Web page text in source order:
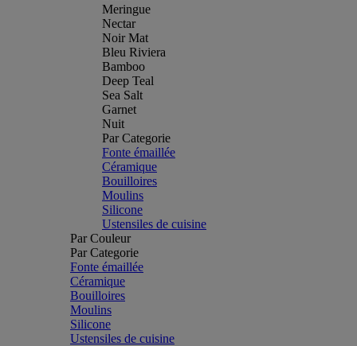
Meringue
Nectar
Noir Mat
Bleu Riviera
Bamboo
Deep Teal
Sea Salt
Garnet
Nuit
Par Categorie
Fonte émaillée
Céramique
Bouilloires
Moulins
Silicone
Ustensiles de cuisine
Par Couleur
Par Categorie
Fonte émaillée
Céramique
Bouilloires
Moulins
Silicone
Ustensiles de cuisine